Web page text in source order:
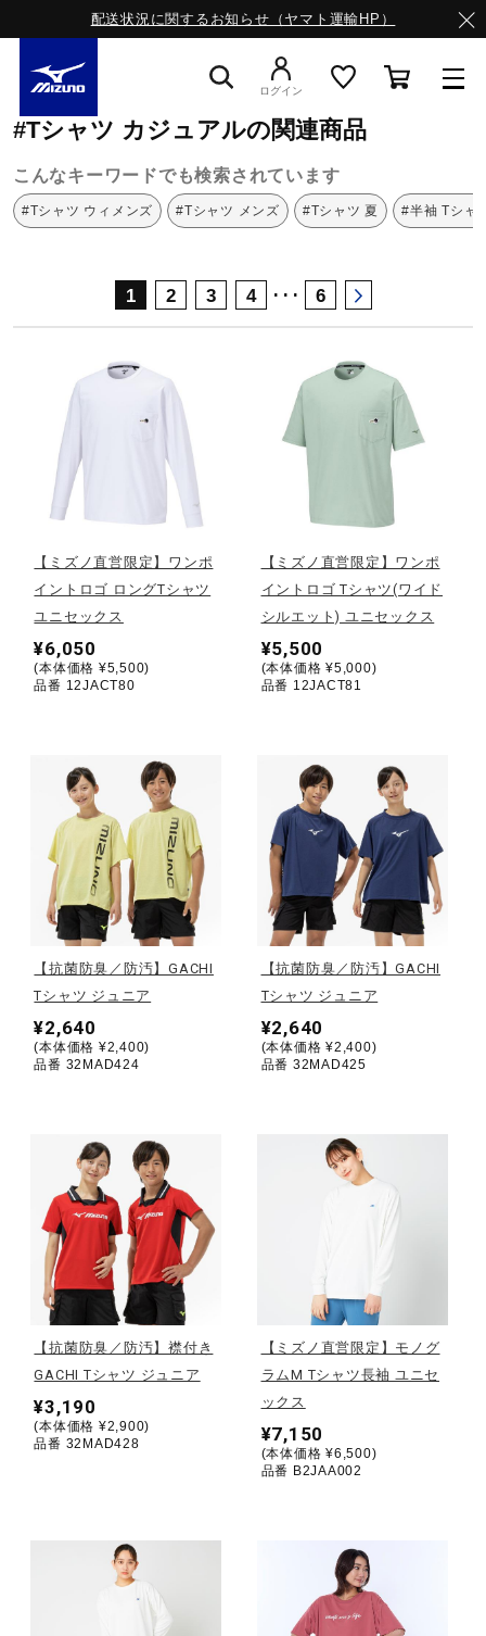
配送状況に関するお知らせ（ヤマト運輸HP）
ライフスタイルウエア
ランニング
サッカー／フットサル
トレーニング
野球
ゴルフ
バレーボール
テニス／ソフトテニス
バドミントン
陸上競技
ソフトボール
柔道
ウィンタースポーツ
ワーキング
ライフスタイルグッズ
ログイン
ミズノ公式オンライン カジュアル
#Tシャツ カジュアルの関連商品
こんなキーワードでも検索されています
#Tシャツ ウィメンズ #Tシャツ メンズ #Tシャツ 夏 #半袖 Tシャ
1 2 3 4 ･･･ 6
【ミズノ直営限定】ワンポ
イントロゴ ロングTシャツ
ユニセックス
¥6,050
(本体価格 ¥5,500)
品番 12JACT80
【ミズノ直営限定】ワンポ
イントロゴ Tシャツ(ワイド
シルエット) ユニセックス
¥5,500
(本体価格 ¥5,000)
品番 12JACT81
【抗菌防臭／防汚】GACHI
Tシャツ ジュニア
¥2,640
(本体価格 ¥2,400)
品番 32MAD424
【抗菌防臭／防汚】GACHI
Tシャツ ジュニア
¥2,640
(本体価格 ¥2,400)
品番 32MAD425
【抗菌防臭／防汚】襟付き
GACHI Tシャツ ジュニア
¥3,190
(本体価格 ¥2,900)
品番 32MAD428
【ミズノ直営限定】モノグ
ラムM Tシャツ長袖 ユニセ
ックス
¥7,150
(本体価格 ¥6,500)
品番 B2JAA002